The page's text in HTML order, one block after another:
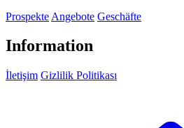
Prospekte Angebote Geschäfte
Information
İletişim Gizlilik Politikası